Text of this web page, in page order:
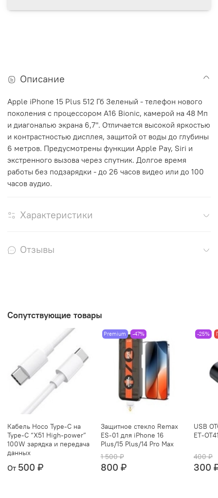
Описание
Apple iPhone 15 Plus 512 Гб Зеленый - телефон нового
поколения с процессором A16 Bionic, камерой на 48 Мп
и диагональю экрана 6,7". Отличается высокой яркостью
и контрастностью дисплея, защитой от воды до глубины
6 метров. Предусмотрены функции Apple Pay, Siri и
экстренного вызова через спутник. Долгое время
работы без подзарядки - до 26 часов видео или до 100
часов аудио.
Характеристики
Отзывы
Сопутствующие товары
Кабель Hoco Type-C на
Type-C “X51 High-power”
100W зарядка и передача
данных
От 500 ₽
Premium -47%
Защитное стекло Remax
ES-01 для iPhone 16
Plus/15 Plus/14 Pro Max
1 500 ₽
800 ₽
-25%
USB
ET-
400 ₽
300